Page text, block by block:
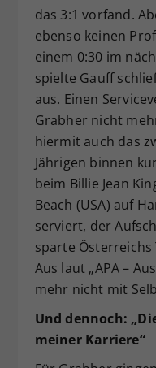
das 3:1 vorfand.
ebenso keinen
einem 0:30 im
spielte Gauff
aus. Einen
Grabher nicht
hiermit auch das
Jährigen binnen
beim Billie Jean
Beach (USA) auf
serviert, der
sparte
Aus laut „APA –
mehr nicht mit
Und dennoch:
meiner Karriere“